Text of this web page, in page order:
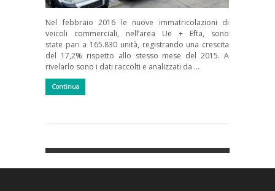
Nel febbraio 2016 le nuove immatricolazioni di
veicoli commerciali, nell’area Ue + Efta, sono
state pari a 165.830 unità, registrando una crescita
del 17,2% rispetto allo stesso mese del 2015. A
rivelarlo sono i dati raccolti e analizzati da …
Continua